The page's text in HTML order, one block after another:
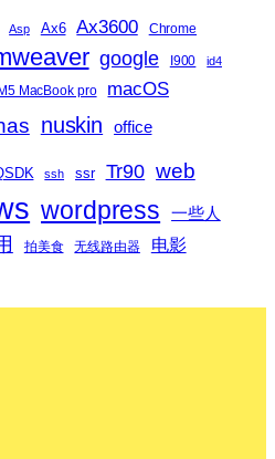
Asp Ax6 Ax3600 Chrome
google I900 id4
M5 MacBook pro macOS
nuskin office
ssh ssr Tr90 web
wordpress 一些人
拍美食 无线路由器 电影